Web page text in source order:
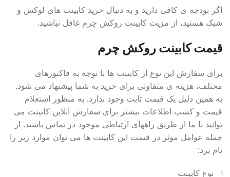
اگر بودجه ی کافی دارید و به دنبال خرید کابینت های لوکس و
شیک هستید، از مزیت کابینت روکش چرم غافل نباشید.
قیمت کابینت روکش چرم
برای سفارش این نوع از کابینت ها با توجه به فاکتورهای
مختلف، هزینه ی متفاوتی برای خرید به شما پیشنهاد می شود.
به همین دلیل یک قیمت ثابت وجود ندارد. به منظور استعلام
قیمت و کسب اطلاعات بیشتر برای سفارش آنلاین کابینت می
توانید با ما از طریق راههای ارتباطی موجود در تماس باشید. از
جمله عوامل موثر در قیمت این کابینت ها می توان موارد زیر را
نام برد:
نوع کابینت